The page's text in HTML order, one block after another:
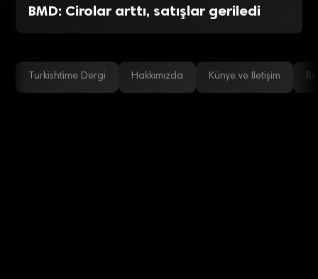
BMD: Cirolar arttı, satışlar geriledi
Turkishtime Dergi Hakkımızda Künye ve İletişim